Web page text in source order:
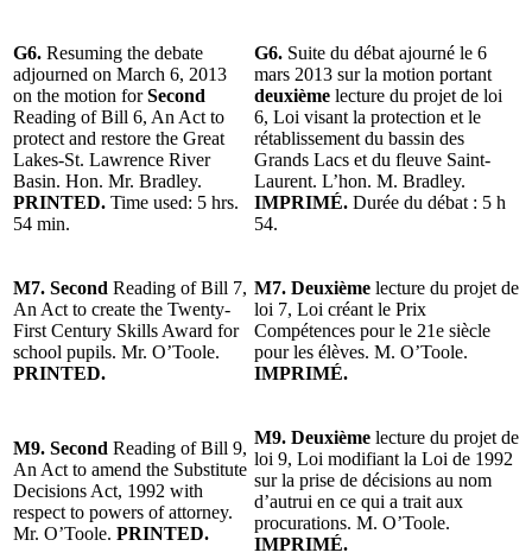
G6. Resuming the debate
adjourned on March 6, 2013
on the motion forSecond
Reading of Bill 6, An Act to
protect and restore the Great
Lakes-St. Lawrence River
Basin. Hon. Mr. Bradley.
PRINTED. Time used: 5 hrs.
54 min.
G6. Suite du débat ajourné le 6
mars 2013 sur la motion portant
deuxième lecture du projet de loi
6, Loi visant la protection et le
rétablissement du bassin des
Grands Lacs et du fleuve Saint-
Laurent. L’hon. M. Bradley.
IMPRIMÉ. Durée du débat : 5 h
54.
M7. Second Reading of Bill 7,
An Act to create the Twenty-
First Century Skills Award for
school pupils. Mr. O’Toole.
PRINTED.
M7. Deuxième lecture du projet de
loi 7, Loi créant le Prix
Compétences pour le 21e siècle
pour les élèves. M. O’Toole.
IMPRIMÉ.
M9. Second Reading of Bill 9,
An Act to amend the Substitute
Decisions Act, 1992 with
respect to powers of attorney.
Mr. O’Toole. PRINTED.
M9. Deuxième lecture du projet de
loi 9, Loi modifiant la Loi de 1992
sur la prise de décisions au nom
d’autrui en ce qui a trait aux
procurations. M. O’Toole.
IMPRIMÉ.